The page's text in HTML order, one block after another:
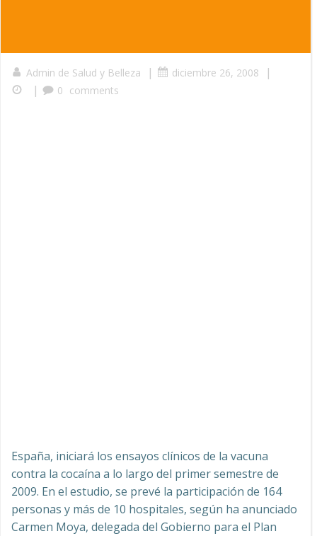
Admin de Salud y Belleza | diciembre 26, 2008
|
|
0 comments
España, iniciará los ensayos clínicos de la vacuna
contra la cocaína a lo largo del primer semestre de
2009. En el estudio, se prevé la participación de 164
personas y más de 10 hospitales, según ha anunciado
Carmen Moya, delegada del Gobierno para el Plan